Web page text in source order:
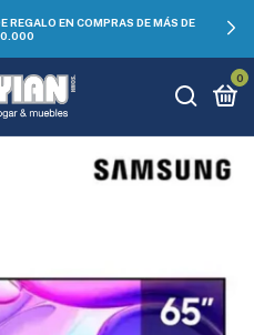
EN COMPRAS DE MÁS DE
0